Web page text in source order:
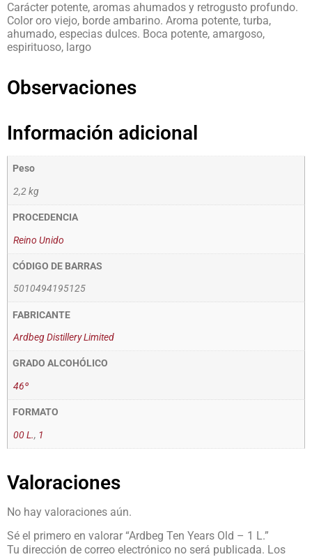
Carácter potente, aromas ahumados y retrogusto profundo.
Color oro viejo, borde ambarino. Aroma potente, turba,
ahumado, especias dulces. Boca potente, amargoso,
espirituoso, largo
Observaciones
Información adicional
Peso
2,2 kg
PROCEDENCIA
Reino Unido
CÓDIGO DE BARRAS
5010494195125
FABRICANTE
Ardbeg Distillery Limited
GRADO ALCOHÓLICO
46º
FORMATO
00 L., 1
Valoraciones
No hay valoraciones aún.
Sé el primero en valorar “Ardbeg Ten Years Old – 1 L.”
Tu dirección de correo electrónico no será publicada. Los